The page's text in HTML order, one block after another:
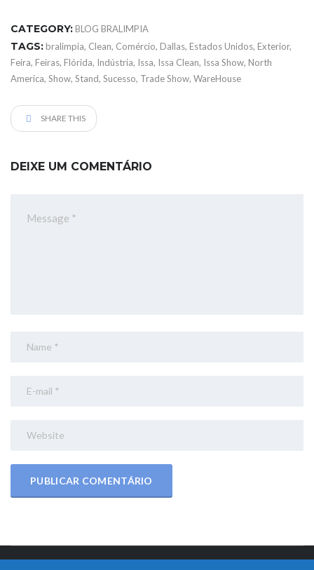
CATEGORY: BLOG BRALIMPIA
TAGS: bralimpia, Clean, Comércio, Dallas, Estados Unidos, Exterior,
Feira, Feiras, Flórida, Indústria, Issa, Issa Clean, Issa Show, North
America, Show, Stand, Sucesso, Trade Show, WareHouse
SHARE THIS
DEIXE UM COMENTÁRIO